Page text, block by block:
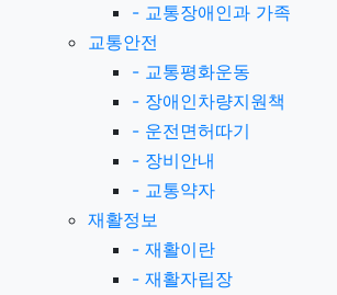
- 교통장애인과 가족
교통안전
- 교통평화운동
- 장애인차량지원책
- 운전면허따기
- 장비안내
- 교통약자
재활정보
- 재활이란
- 재활자립장